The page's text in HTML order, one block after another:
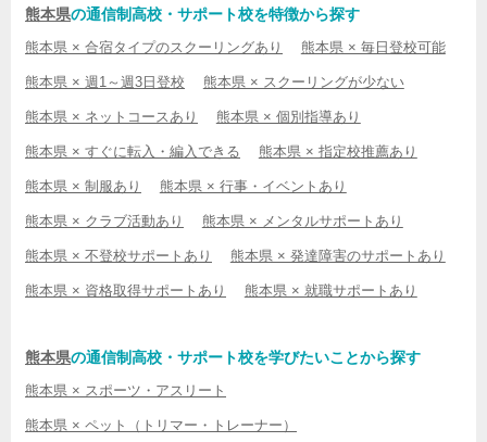
熊本県の通信制高校・サポート校を特徴から探す
熊本県 × 合宿タイプのスクーリングあり 熊本県 × 毎日登校可能
熊本県 × 週1～週3日登校 熊本県 × スクーリングが少ない
熊本県 × ネットコースあり 熊本県 × 個別指導あり
熊本県 × すぐに転入・編入できる 熊本県 × 指定校推薦あり
熊本県 × 制服あり 熊本県 × 行事・イベントあり
熊本県 × クラブ活動あり 熊本県 × メンタルサポートあり
熊本県 × 不登校サポートあり 熊本県 × 発達障害のサポートあり
熊本県 × 資格取得サポートあり 熊本県 × 就職サポートあり
熊本県の通信制高校・サポート校を学びたいことから探す
熊本県 × スポーツ・アスリート
熊本県 × ペット（トリマー・トレーナー）